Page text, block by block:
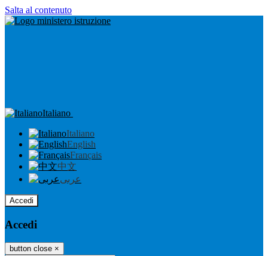
Salta al contenuto
Italiano
Italiano
English
Français
中文
عربى
Accedi
Accedi
button close ×